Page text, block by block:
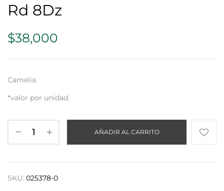
Rd 8Dz
$38,000
Camelia
*valor por unidad.
AÑADIR AL CARRITO
SKU: 025378-0